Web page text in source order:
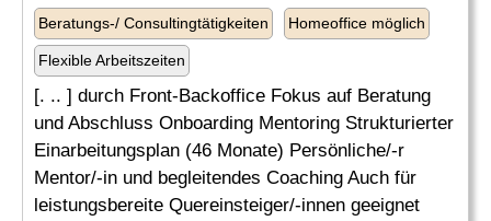
Beratungs-/ Consultingtätigkeiten Homeoffice möglich
Flexible Arbeitszeiten
[. .. ] durch Front-Backoffice Fokus auf Beratung
und Abschluss Onboarding Mentoring Strukturierter
Einarbeitungsplan (46 Monate) Persönliche/-r
Mentor/-in und begleitendes Coaching Auch für
leistungsbereite Quereinsteiger/-innen geeignet